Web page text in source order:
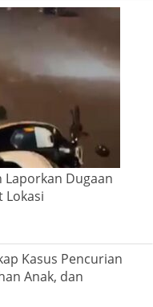
Laporkan Dugaan
Lokasi
Kasus Pencurian
Anak, dan